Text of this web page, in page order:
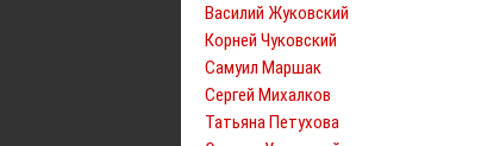
Василий Жуковский
Корней Чуковский
Самуил Маршак
Сергей Михалков
Татьяна Петухова